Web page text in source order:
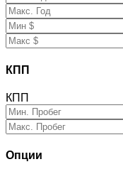
КПП
КПП
Опции